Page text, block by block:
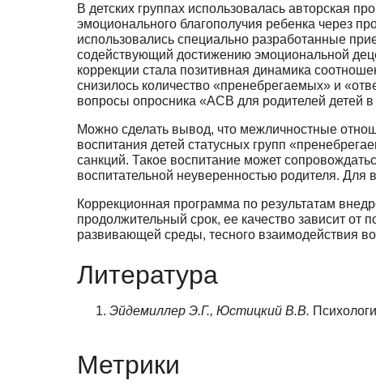
В детских группах использовалась авторская
эмоционального благополучия ребенка через
использовались специально разработанные
содействующий достижению эмоцио­нальной
коррекции стала позитивная динамика
снизилось количество «пренебрега­емых» и
вопросы опросника «АСВ для родителей детей
Можно сделать вывод, что межличностные
воспитания детей статусных групп
санкций. Такое воспитание может
воспитательной не­уверенностью родителя. Для
Коррекционная программа по результатам
продолжительный срок, ее качество зави­сит от
развивающей среды, тесного взаимодействия
Литература
Эйдемиллер Э.Г., Юстицкий В.В.
Метрики